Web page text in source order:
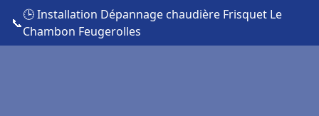
📞
🕒 Installation Dépannage chaudière Frisquet Le
Chambon Feugerolles